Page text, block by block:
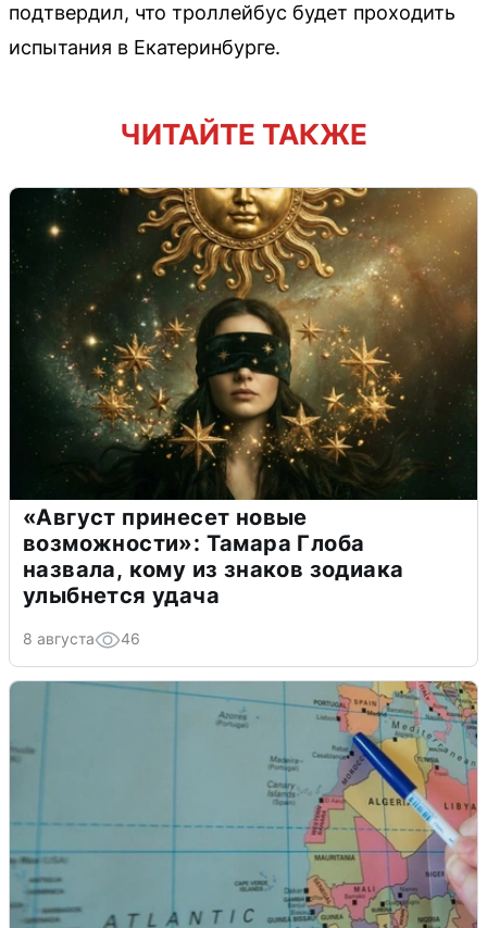
подтвердил, что троллейбус будет проходить
испытания в Екатеринбурге.
ЧИТАЙТЕ ТАКЖЕ
«Август принесет новые
возможности»: Тамара Глоба
назвала, кому из знаков зодиака
улыбнется удача
8 августа 46